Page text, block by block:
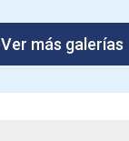
Ver más galerías